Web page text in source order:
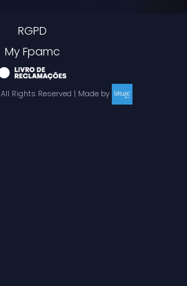
RGPD
My Fpamc
All Rights Reserved | Made by